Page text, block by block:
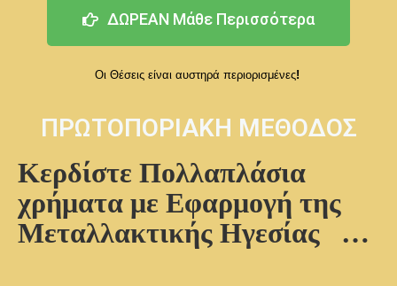
ΔΩΡΕΑΝ Μάθε Περισσότερα
Οι Θέσεις είναι αυστηρά περιορισμένες!
ΠΡΩΤΟΠΟΡΙΑΚΗ ΜΕΘΟΔΟΣ
Κερδίστε Πολλαπλάσια
χρήματα με Εφαρμογή της
Μεταλλακτικής Ηγεσίας …